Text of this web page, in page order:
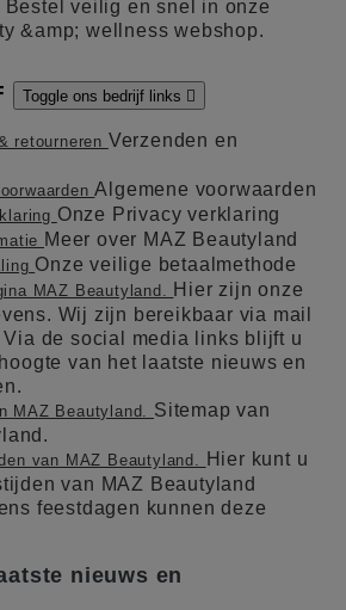
Bestel veilig en snel in onze
&amp; wellness webshop.
Toggle ons bedrijf links 
retourneren Verzenden en
Algemene voorwaarden
Onze Privacy verklaring
Meer over MAZ Beautyland
Onze veilige betaalmethode
MAZ Beautyland.
Hier zijn onze
Wij zijn bereikbaar via mail
de social media links blijft u
van het laatste nieuws en
MAZ Beautyland. Sitemap van
van MAZ Beautyland.
Hier kunt u
van MAZ Beautyland
feestdagen kunnen deze
nieuws en